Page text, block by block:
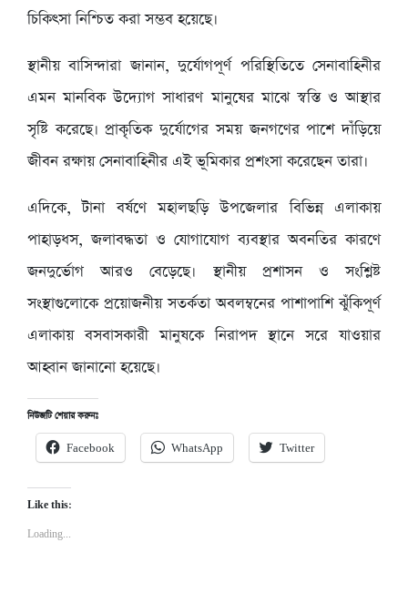
চিকিৎসা নিশ্চিত করা সম্ভব হয়েছে।
স্থানীয় বাসিন্দারা জানান, দুর্যোগপূর্ণ পরিস্থিতিতে সেনাবাহিনীর
এমন মানবিক উদ্যোগ সাধারণ মানুষের মাঝে স্বস্তি ও আস্থার
সৃষ্টি করেছে। প্রাকৃতিক দুর্যোগের সময় জনগণের পাশে দাঁড়িয়ে
জীবন রক্ষায় সেনাবাহিনীর এই ভূমিকার প্রশংসা করেছেন তারা।
এদিকে, টানা বর্ষণে মহালছড়ি উপজেলার বিভিন্ন এলাকায়
পাহাড়ধস, জলাবদ্ধতা ও যোগাযোগ ব্যবস্থার অবনতির কারণে
জনদুর্ভোগ আরও বেড়েছে। স্থানীয় প্রশাসন ও সংশ্লিষ্ট
সংস্থাগুলোকে প্রয়োজনীয় সতর্কতা অবলম্বনের পাশাপাশি ঝুঁকিপূর্ণ
এলাকায় বসবাসকারী মানুষকে নিরাপদ স্থানে সরে যাওয়ার
আহ্বান জানানো হয়েছে।
নিউজটি শেয়ার করুনঃ
Facebook WhatsApp Twitter
Like this:
Loading...